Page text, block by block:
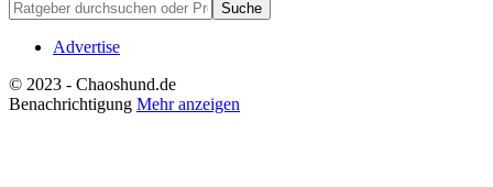
Advertise
© 2023 - Chaoshund.de
Benachrichtigung Mehr anzeigen